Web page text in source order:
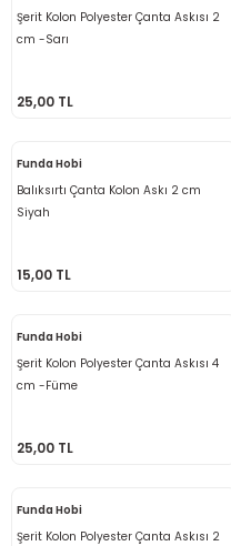
Şerit Kolon Polyester Çanta Askısı 2
cm -Sarı
25,00 TL
Funda Hobi
Balıksırtı Çanta Kolon Askı 2 cm
Siyah
15,00 TL
Funda Hobi
Şerit Kolon Polyester Çanta Askısı 4
cm -Füme
25,00 TL
Funda Hobi
Şerit Kolon Polyester Çanta Askısı 2